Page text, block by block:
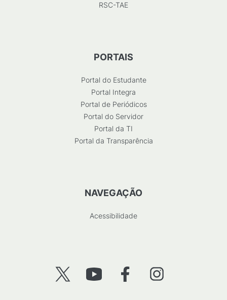
RSC-TAE
PORTAIS
Portal do Estudante
Portal Integra
Portal de Periódicos
Portal do Servidor
Portal da TI
Portal da Transparência
NAVEGAÇÃO
Acessibilidade